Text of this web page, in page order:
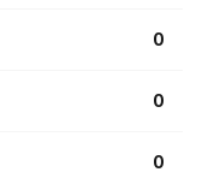
0
0
0